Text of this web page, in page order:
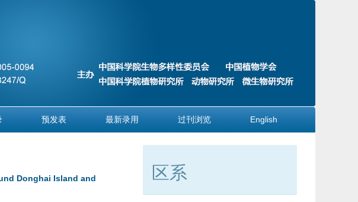
预发表 最新录用 过刊浏览 English
Donghai Island and
区系